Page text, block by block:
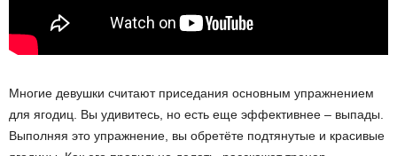
Многие девушки считают приседания основным упражнением
для ягодиц. Вы удивитесь, но есть еще эффективнее – выпады.
Выполняя это упражнение, вы обретёте подтянутые и красивые